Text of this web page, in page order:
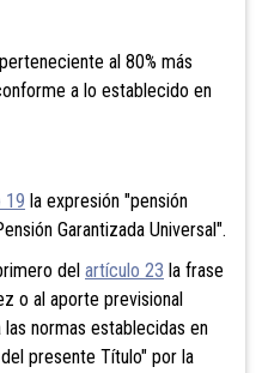
al 80% más
a lo establecido en
19 la expresión "pensión
Garantizada Universal".
del artículo 23 la frase
o al aporte previsional
normas establecidas en
presente Título" por la